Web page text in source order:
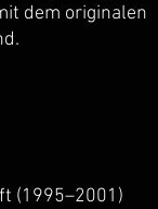
dem originalen
(1995–2001)